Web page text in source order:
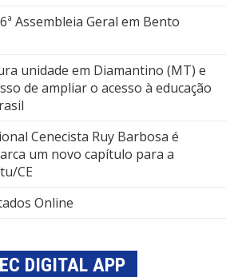
Assembleia Geral em Bento
unidade em Diamantino (MT) e
de ampliar o acesso à educação
Cenecista Ruy Barbosa é
um novo capítulo para a
CE
Online
DIGITAL APP